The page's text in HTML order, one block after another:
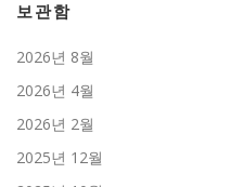
보관함
2026년 8월
2026년 4월
2026년 2월
2025년 12월